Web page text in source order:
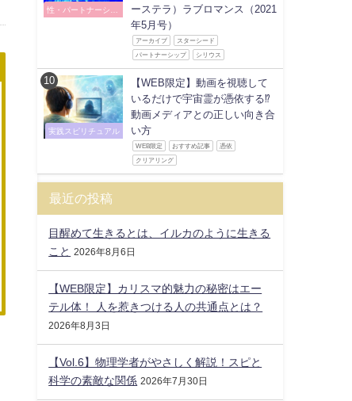
性・パートナーシッ
ーステラ）ラブロマンス（2021
年5月号）
アーカイブ スターシード
パートナーシップ シリウス
実践スピリチュアル
【WEB限定】動画を視聴して
いるだけで宇宙霊が憑依する⁉
動画メディアとの正しい向き合
い方
WEB限定 おすすめ記事 憑依
クリアリング
最近の投稿
目醒めて生きるとは、イルカのように生きる
こと 2026年8月6日
【WEB限定】カリスマ的魅力の秘密はエー
テル体！ 人を惹きつける人の共通点とは？
2026年8月3日
【Vol.6】物理学者がやさしく解説！スピと
科学の素敵な関係 2026年7月30日